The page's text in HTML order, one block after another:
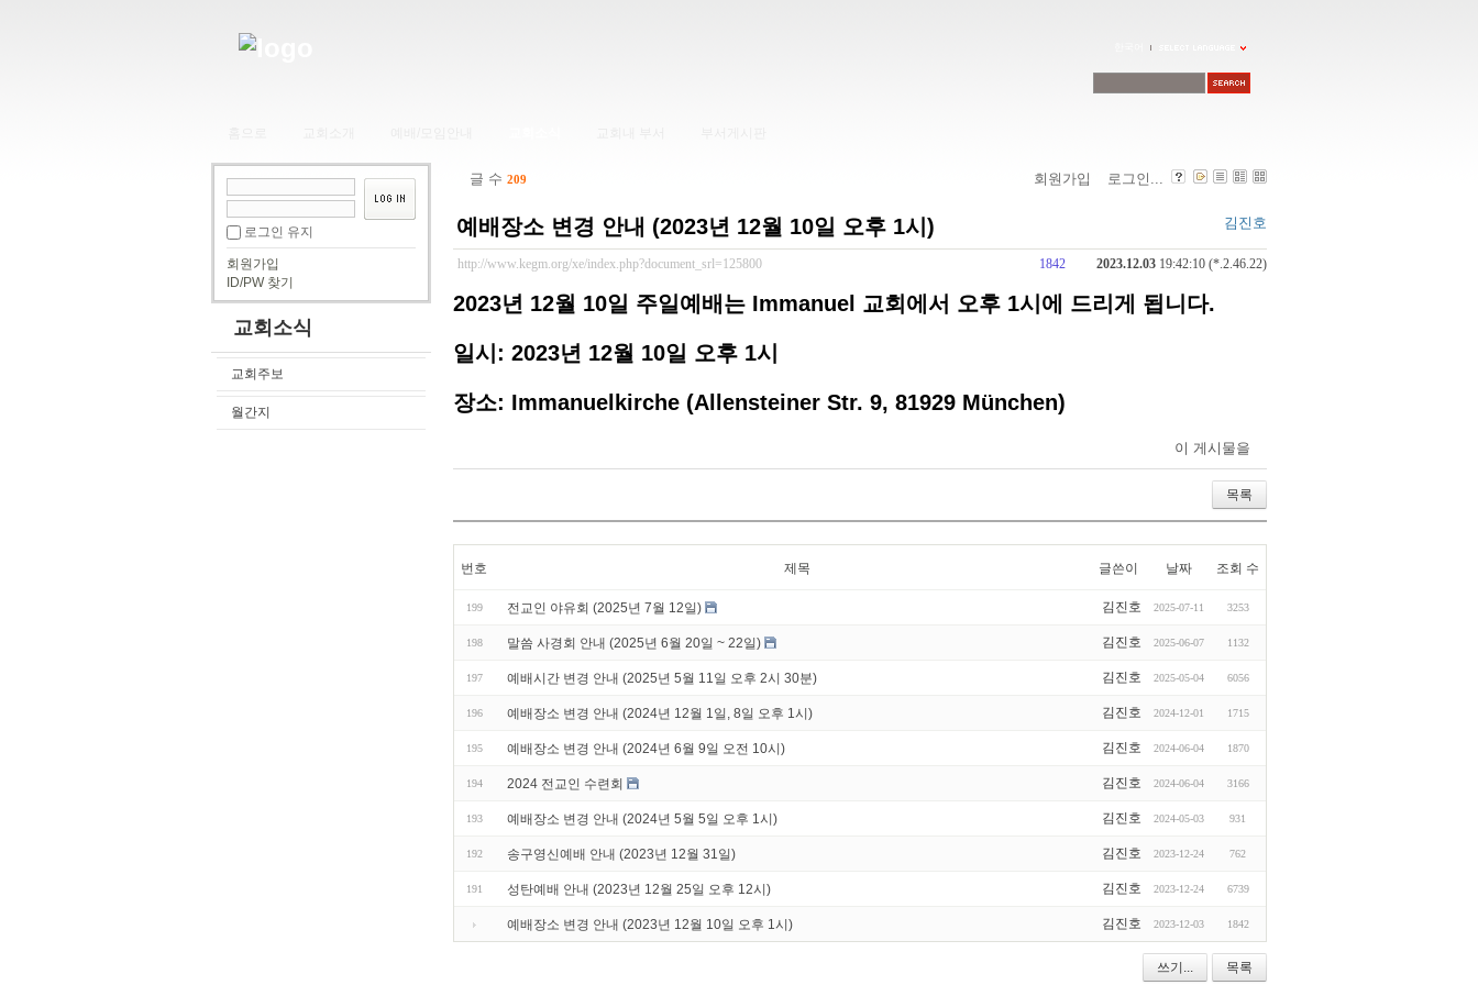
로그인 유지
회원가입
ID/PW 찾기
교회소식
교회주보
월간지
글 수 209 회원가입 로그인...
예배장소 변경 안내 (2023년 12월 10일 오후 1시) 김진호
http://www.kegm.org/xe/index.php?document_srl=125800 2023.12.03 19:42:10 (*.2.46.22)
1842
2023년 12월 10일 주일예배는 Immanuel 교회에서 오후 1시에 드리게 됩니다.
일시: 2023년 12월 10일 오후 1시
장소: Immanuelkirche (Allensteiner Str. 9, 81929 München)
이 게시물을
목록
번호 제목 글쓴이 날짜 조회 수
199 전교인 야유회 (2025년 7월 12일) 김진호 2025-07-11 3253
198 말씀 사경회 안내 (2025년 6월 20일 ~ 22일) 김진호 2025-06-07 1132
197 예배시간 변경 안내 (2025년 5월 11일 오후 2시 30분) 김진호 2025-05-04 6056
196 예배장소 변경 안내 (2024년 12월 1일, 8일 오후 1시) 김진호 2024-12-01 1715
195 예배장소 변경 안내 (2024년 6월 9일 오전 10시) 김진호 2024-06-04 1870
194 2024 전교인 수련회 김진호 2024-06-04 3166
193 예배장소 변경 안내 (2024년 5월 5일 오후 1시) 김진호 2024-05-03 931
192 송구영신예배 안내 (2023년 12월 31일) 김진호 2023-12-24 762
191 성탄예배 안내 (2023년 12월 25일 오후 12시) 김진호 2023-12-24 6739
예배장소 변경 안내 (2023년 12월 10일 오후 1시) 김진호 2023-12-03 1842
쓰기... 목록